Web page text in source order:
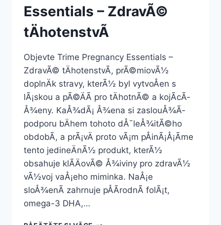
Essentials – ZdravÃ©
tÄhotenstvÃ­
Objevte Trime Pregnancy Essentials –
ZdravÃ© tÄhotenstvÃ­, prÃ©miovÃ½
doplnÄk stravy, kterÃ½ byl vytvoÅen s
lÃ¡skou a pÃ©ÄÃ­ pro tÄhotnÃ© a kojÃ­cÃ­
Å¾eny. KaÅ¾dÃ¡ Å¾ena si zaslouÅ¾Ã­
podporu bÄhem tohoto dÅ¯leÅ¾itÃ©ho
obdobÃ­, a prÃ¡vÄ proto vÃ¡m pÅinÃ¡Å¡Ã­me
tento jedineÄnÃ½ produkt, kterÃ½
obsahuje klÃ­ÄovÃ© Å¾iviny pro zdravÃ½
vÃ½voj vaÅ¡eho miminka. NaÅ¡e
sloÅ¾enÃ­ zahrnuje pÅÃ­rodnÃ­ folÃ¡t,
omega-3 DHA,…
TRIME